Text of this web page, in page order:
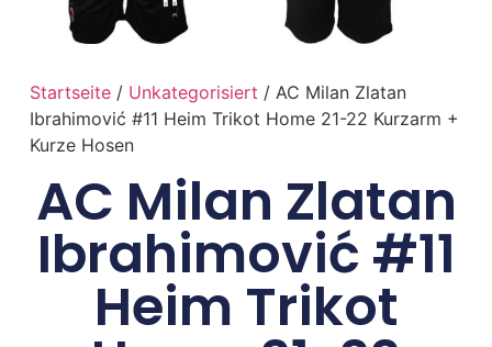
Startseite/ Unkategorisiert / AC Milan Zlatan
Ibrahimović #11 Heim Trikot Home 21-22 Kurzarm +
Kurze Hosen
AC Milan Zlatan
Ibrahimović #11
Heim Trikot